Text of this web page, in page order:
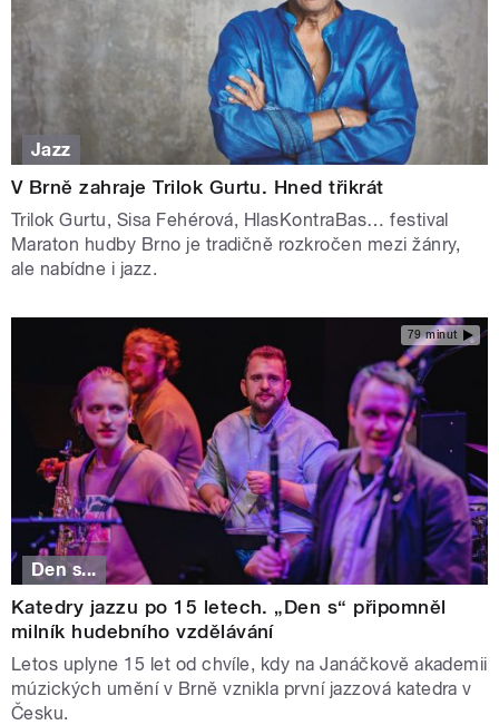
Jazz
V Brně zahraje Trilok Gurtu. Hned třikrát
Trilok Gurtu, Sisa Fehérová, HlasKontraBas… festival
Maraton hudby Brno je tradičně rozkročen mezi žánry,
ale nabídne i jazz.
79 minut
Den s...
Katedry jazzu po 15 letech. „Den s“ připomněl
milník hudebního vzdělávání
Letos uplyne 15 let od chvíle, kdy na Janáčkově akademii
múzických umění v Brně vznikla první jazzová katedra v
Česku.